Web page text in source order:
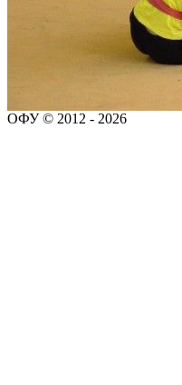
ОФУ © 2012 - 2026